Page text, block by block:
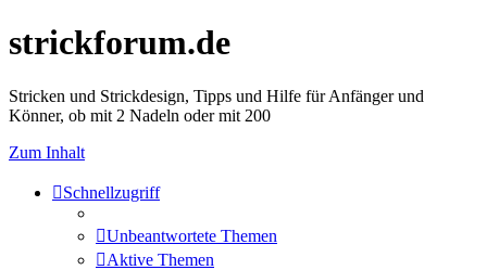
strickforum.de
Stricken und Strickdesign, Tipps und Hilfe für Anfänger und
Könner, ob mit 2 Nadeln oder mit 200
Zum Inhalt
Schnellzugriff
Unbeantwortete Themen
Aktive Themen